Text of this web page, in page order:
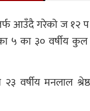
आउँदै गरेको ज
का ३० वर्षीय कुल
मनलाल